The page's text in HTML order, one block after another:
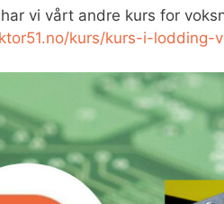
vi vårt andre kurs for
kurs/kurs-i-lodding-